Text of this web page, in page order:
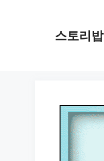
스토리밥